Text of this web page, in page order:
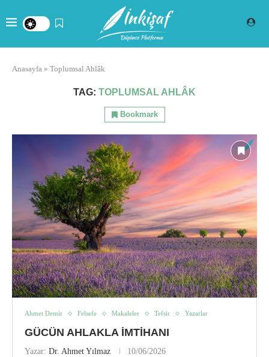
Anasayfa » Toplumsal Ahlâk
TAG: TOPLUMSAL AHLÂK
Bookmark
Ahmet Demir Felsefe Makaleler Tefsir Yazarlar
GÜCÜN AHLAKLA İMTIHANI
Yazar: Dr. Ahmet Yılmaz 10/06/2026